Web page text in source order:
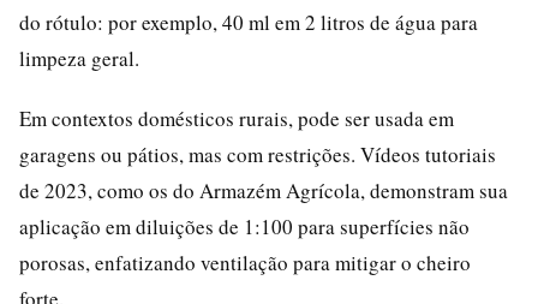
do rótulo: por exemplo, 40 ml em 2 litros de água para
limpeza geral.
Em contextos domésticos rurais, pode ser usada em
garagens ou pátios, mas com restrições. Vídeos tutoriais
de 2023, como os do Armazém Agrícola, demonstram sua
aplicação em diluições de 1:100 para superfícies não
porosas, enfatizando ventilação para mitigar o cheiro